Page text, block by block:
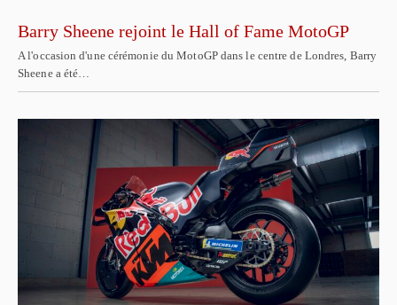
Barry Sheene rejoint le Hall of Fame MotoGP
A l'occasion d'une cérémonie du MotoGP dans le centre de Londres, Barry
Sheene a été…